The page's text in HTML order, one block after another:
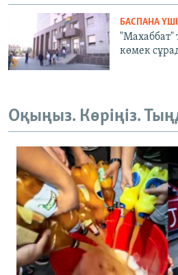
БАСПАНА
"Махаббат"
көмек
Оқыңыз. Көріңіз.